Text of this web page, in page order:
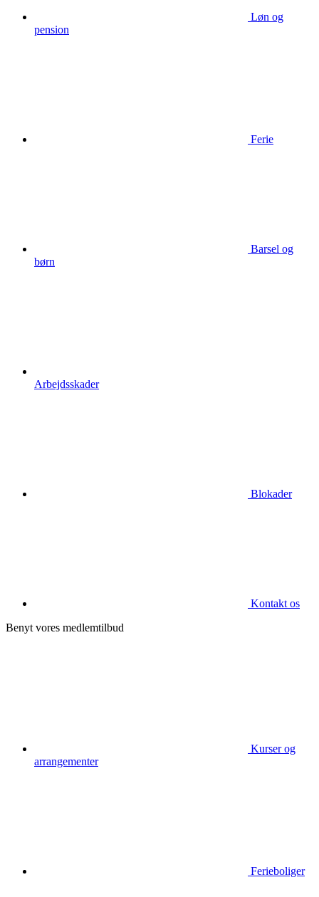
Løn og
pension
Ferie
Barsel og
børn
Arbejdsskader
Blokader
Kontakt os
Benyt vores medlemtilbud
Kurser og
arrangementer
Ferieboliger